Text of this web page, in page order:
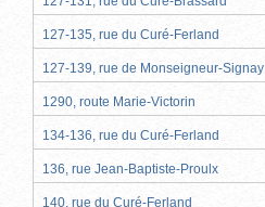
127-135, rue du Curé-Ferland
127-139, rue de Monseigneur-Signay
1290, route Marie-Victorin
134-136, rue du Curé-Ferland
136, rue Jean-Baptiste-Proulx
140, rue du Curé-Ferland